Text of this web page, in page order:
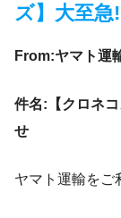
ズ】大至
From:ヤマト運
件名:【クロネコ
せ
ヤマト運輸をご